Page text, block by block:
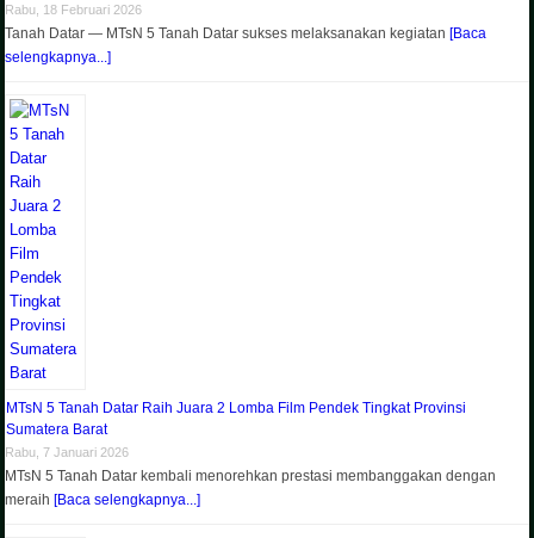
Rabu, 18 Februari 2026
Tanah Datar — MTsN 5 Tanah Datar sukses melaksanakan kegiatan[Baca
selengkapnya...]
MTsN 5 Tanah Datar Raih Juara 2 Lomba Film Pendek Tingkat Provinsi
Sumatera Barat
Rabu, 7 Januari 2026
MTsN 5 Tanah Datar kembali menorehkan prestasi membanggakan dengan
meraih[Baca selengkapnya...]